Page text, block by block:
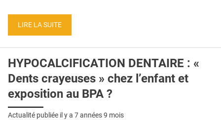
CONDITIONS GÉNÉRALES
CRÉDITS
LIRE LA SUITE
HYPOCALCIFICATION DENTAIRE : «
Dents crayeuses » chez l’enfant et
exposition au BPA ?
Actualité publiée il y a 7 années 9 mois